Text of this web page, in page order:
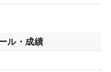
ている。これからずっ
、それが自分を成長させ
ル・成績